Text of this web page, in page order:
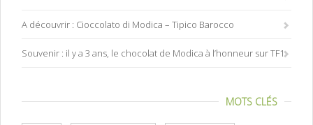
A découvrir : Cioccolato di Modica – Tipico Barocco
Souvenir : il y a 3 ans, le chocolat de Modica à l’honneur sur TF1
MOTS CLÉS